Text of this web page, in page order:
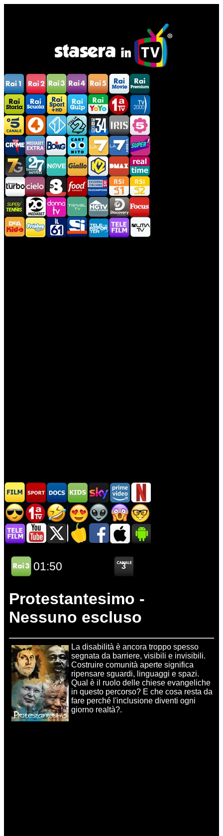
Protestantesimo -
Nessuno escluso
La disabilità è ancora troppo spesso
segnata da barriere, visibili e invisibili.
Costruire comunità aperte significa
ripensare sguardi, linguaggi e spazi.
Qual è il ruolo delle chiese evangeliche
in questo percorso? E che cosa resta da
fare perché l'inclusione diventi ogni
giorno realtà?.